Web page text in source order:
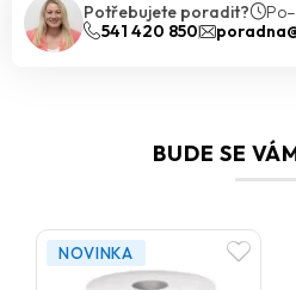
Potřebujete poradit?
541 420 850
BUDE SE
NOVINKA